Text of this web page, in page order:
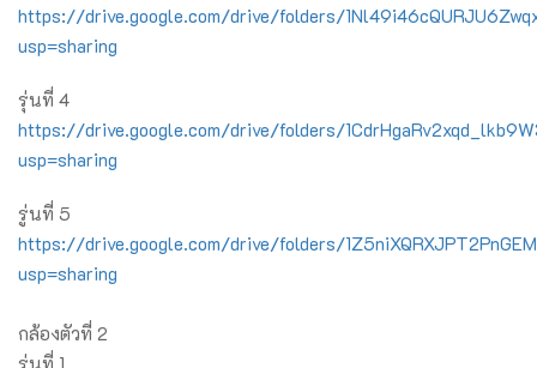
https://drive.google.com/drive/folders/
usp=sharing
รุ่นที่ 4
https://drive.google.com/drive/folders/
usp=sharing
รู่นที่ 5
https://drive.google.com/drive/folders/
usp=sharing
กล้องตัวที่ 2